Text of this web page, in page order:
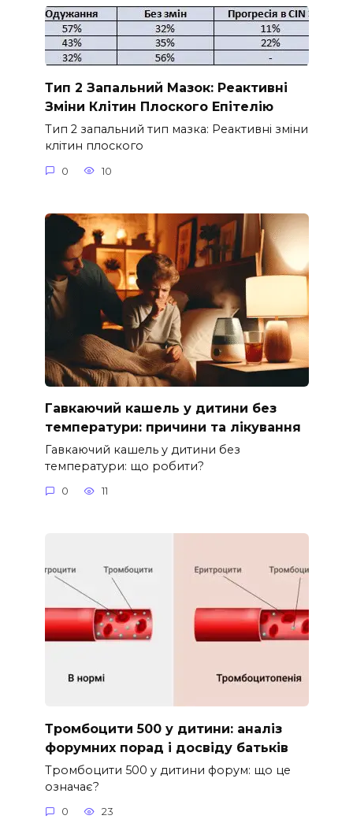
Тип 2 Запальний Мазок: Реактивні
Зміни Клітин Плоского Епітелію
Тип 2 запальний тип мазка: Реактивні зміни
клітин плоского
0 10
Гавкаючий кашель у дитини без
температури: причини та лікування
Гавкаючий кашель у дитини без
температури: що робити?
0 11
Тромбоцити 500 у дитини: аналіз
форумних порад і досвіду батьків
Тромбоцити 500 у дитини форум: що це
означає?
0 23